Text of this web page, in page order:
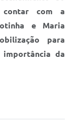
contar com a
e Maria
para
importância da